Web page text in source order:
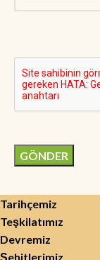
Tarihçemiz
Teşkilatımız
Devremiz
Şehitlerimiz